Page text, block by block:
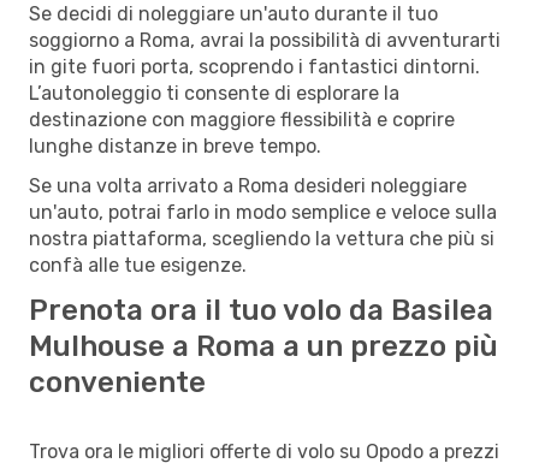
Se decidi di noleggiare un'auto durante il tuo
soggiorno a Roma, avrai la possibilità di avventurarti
in gite fuori porta, scoprendo i fantastici dintorni.
L’autonoleggio ti consente di esplorare la
destinazione con maggiore flessibilità e coprire
lunghe distanze in breve tempo.
Se una volta arrivato a Roma desideri noleggiare
un'auto, potrai farlo in modo semplice e veloce sulla
nostra piattaforma, scegliendo la vettura che più si
confà alle tue esigenze.
Prenota ora il tuo volo da Basilea
Mulhouse a Roma a un prezzo più
conveniente
Trova ora le migliori offerte di volo su Opodo a prezzi